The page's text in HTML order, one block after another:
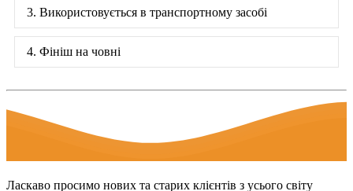
3. Використовується в транспортному засобі
4. Фініш на човні
Ласкаво просимо нових та старих клієнтів з усього світу